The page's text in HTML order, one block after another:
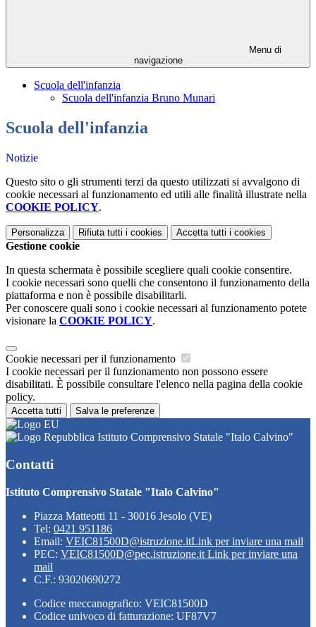
Menu di
navigazione
Scuola dell'infanzia
Scuola dell'infanzia Bruno Munari
Scuola dell'infanzia
Notizie
Questo sito o gli strumenti terzi da questo utilizzati si avvalgono di
cookie necessari al funzionamento ed utili alle finalità illustrate nella
COOKIE POLICY.
Personalizza Rifiuta tutti i cookies Accetta tutti i cookies
Gestione cookie
In questa schermata è possibile scegliere quali cookie consentire.
I cookie necessari sono quelli che consentono il funzionamento della
piattaforma e non è possibile disabilitarli.
Per conoscere quali sono i cookie necessari al funzionamento potete
visionare la COOKIE POLICY.
Cookie necessari per il funzionamento
I cookie necessari per il funzionamento non possono essere
disabilitati. È possibile consultare l'elenco nella pagina della cookie
policy.
Accetta tutti Salva le preferenze
Istituto Comprensivo Statale "Italo Calvino"
Contatti
Istituto Comprensivo Statale "Italo Calvino"
Piazza Matteotti 11 - 30016 Jesolo (VE)
Tel: 0421 951186
Email: VEIC81500D@istruzione.itLink per inviare una mail
PEC: VEIC81500D@pec.istruzione.it Link per inviare una
mail
C.F.: 93020690272
Codice meccanografico: VEIC81500D
Codice univoco di fatturazione: UF87V7